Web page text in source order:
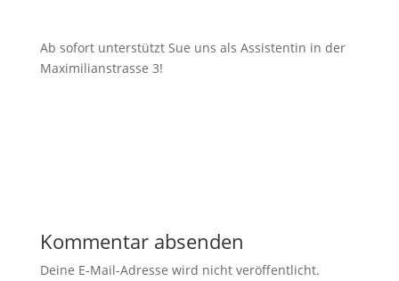
Ab sofort unterstützt Sue uns als Assistentin in der
Maximilianstrasse 3!
Kommentar absenden
Deine E-Mail-Adresse wird nicht veröffentlicht.